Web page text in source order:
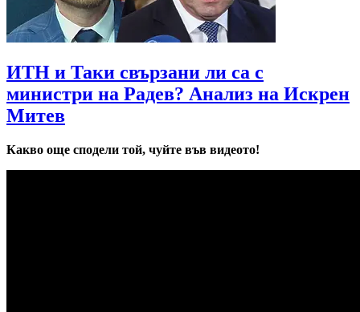
ИТН и Таки свързани ли са с
министри на Радев? Анализ на Искрен
Митев
Какво още сподели той, чуйте във видеото!